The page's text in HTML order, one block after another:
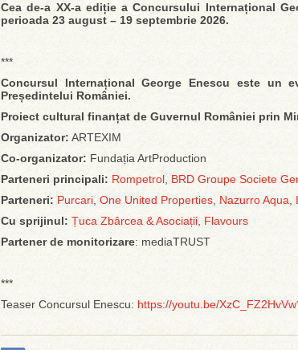
Cea de-a XX-a ediție a Concursului Internațional
perioada 23 august – 19 septembrie 2026.
***
Concursul Internațional George Enescu este un
Președintelui României.
Proiect cultural finanțat de Guvernul României prin
Organizator: ARTEXIM
Co-organizator: Fundația ArtProduction
Parteneri principali: Rompetrol BRD Groupe Societe
Parteneri: Purcari One United Properties Nazurro Aqua
Cu sprijinul: Țuca Zbârcea & Asociații Flavours
Partener de monitorizare: mediaTRUST
***
Teaser Concursul Enescu: https://youtu.be/